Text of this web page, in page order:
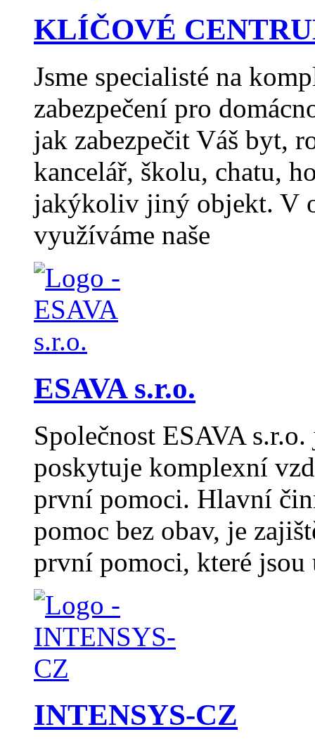
KLÍČOVÉ
Jsme specialisté na
zabezpečení pro
jak zabezpečit Váš byt,
kancelář, školu, chatu,
jakýkoliv jiný objekt. V
využíváme naše
ESAVA s.r.o.
Společnost ESAVA
poskytuje komplexní
první pomoci. Hlavní
pomoc bez obav, je
první pomoci, které jsou
INTENSYS-CZ